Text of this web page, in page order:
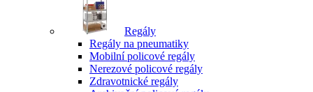
Regály
Regály na pneumatiky
Mobilní policové regály
Nerezové policové regály
Zdravotnické regály